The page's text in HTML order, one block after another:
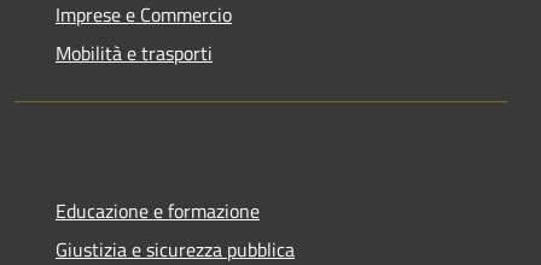
Imprese e Commercio
Mobilità e trasporti
Educazione e formazione
Giustizia e sicurezza pubblica